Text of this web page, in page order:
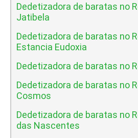
Dedetizadora de baratas no
Jatibela
Dedetizadora de baratas no
Estancia Eudoxia
Dedetizadora de baratas no
Dedetizadora de baratas no
Cosmos
Dedetizadora de baratas no
das Nascentes